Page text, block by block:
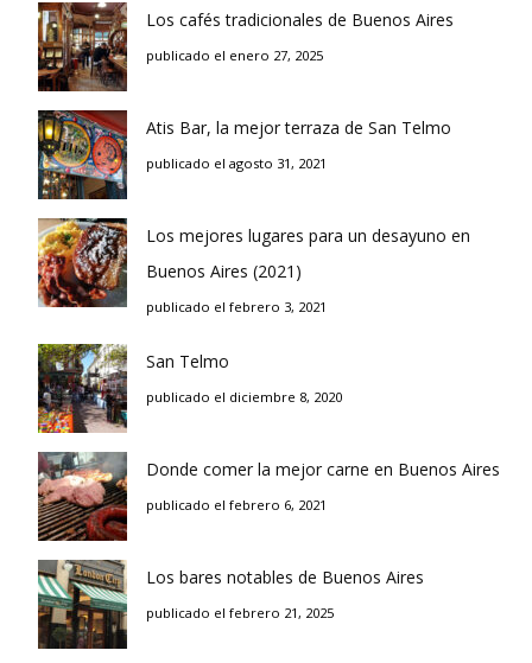
Los cafés tradicionales de Buenos Aires
publicado el enero 27, 2025
Atis Bar, la mejor terraza de San Telmo
publicado el agosto 31, 2021
Los mejores lugares para un desayuno en
Buenos Aires (2021)
publicado el febrero 3, 2021
San Telmo
publicado el diciembre 8, 2020
Donde comer la mejor carne en Buenos Aires
publicado el febrero 6, 2021
Los bares notables de Buenos Aires
publicado el febrero 21, 2025